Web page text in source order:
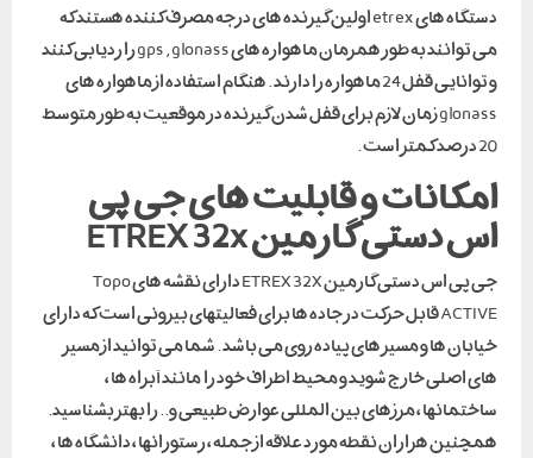
دستگاه های etrex اولین گیرنده های درجه مصرف کننده هستند که
می توانند به طور همزمان ماهواره های gps , glonass را ردیابی کنند
و توانایی قفل 24 ماهواره را دارند . هنگام استفاده از ماهواره های
glonass زمان لازم برای قفل شدن گیرنده در موقعیت به طور متوسط
20 درصد کمتر است .
امکانات و قابلیت های جی پی
اس دستی گارمین ETREX 32x
جی پی اس دستی گارمین ETREX 32X دارای نقشه های Topo
ACTIVE قابل حرکت در جاده ها برای فعالیتهای بیرونی است که دارای
خیابان ها و مسیر های پیاده روی می باشد . شما می توانید از مسیر
های اصلی خارج شوید و محیط اطراف خود را مانند آبراه ها ،
ساختمانها ، مرزهای بین المللی عوارض طبیعی و.. را بهتر بشناسید.
همچنین هزاران نقطه مورد علاقه از جمله ، رستورانها ، دانشگاه ها ،